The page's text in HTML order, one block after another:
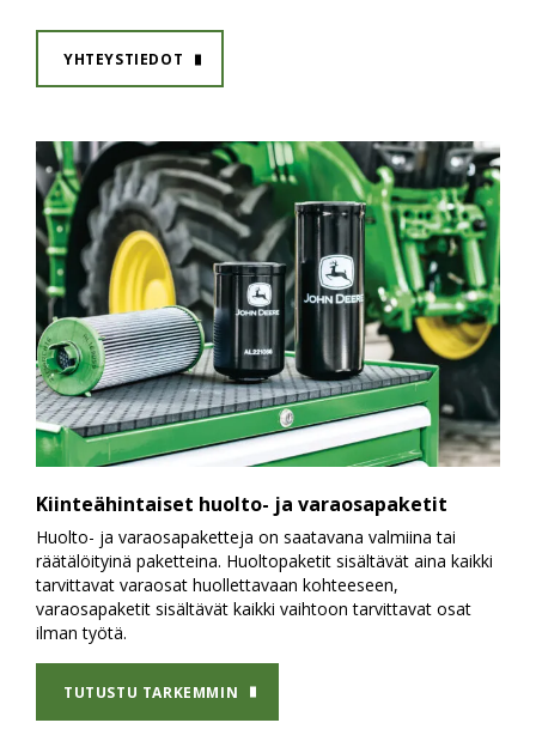
YHTEYSTIEDOT
Kiinteähintaiset huolto- ja varaosapaketit
Huolto- ja varaosapaketteja on saatavana valmiina tai
räätälöityinä paketteina. Huoltopaketit sisältävät aina kaikki
tarvittavat varaosat huollettavaan kohteeseen,
varaosapaketit sisältävät kaikki vaihtoon tarvittavat osat
ilman työtä.
TUTUSTU TARKEMMIN